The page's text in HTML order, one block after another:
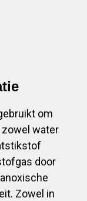
om
water
door
Zowel in